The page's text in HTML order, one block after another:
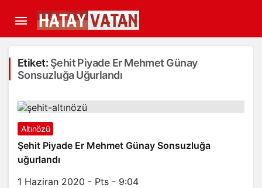
Etiket: Şehit Piyade Er Mehmet Günay
Sonsuzluğa Uğurlandı
Altınözü
Şehit Piyade Er Mehmet Günay Sonsuzluğa
uğurlandı
1 Haziran 2020 - Pts - 9:04